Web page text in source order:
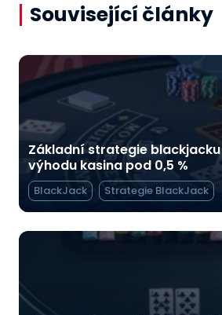
Související články
Základní strategie
výhodu kasina pod 0,5 %
BlackJack Strategie BlackJack